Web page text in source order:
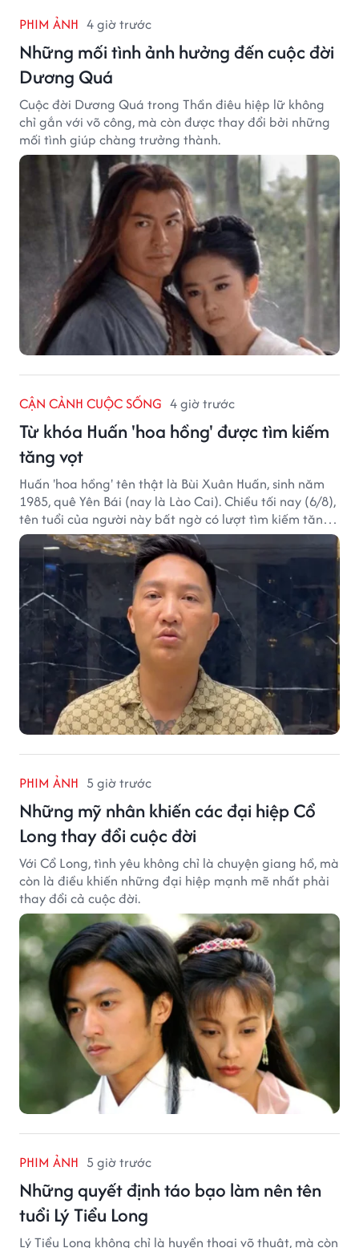
PHIM ẢNH 4 giờ trước
Những mối tình ảnh hưởng đến cuộc đời
Dương Quá
Cuộc đời Dương Quá trong Thần điêu hiệp lữ không
chỉ gắn với võ công, mà còn được thay đổi bởi những
mối tình giúp chàng trưởng thành.
CẬN CẢNH CUỘC SỐNG 4 giờ trước
Từ khóa Huấn 'hoa hồng' được tìm kiếm
tăng vọt
Huấn 'hoa hồng' tên thật là Bùi Xuân Huấn, sinh năm
1985, quê Yên Bái (nay là Lào Cai). Chiều tối nay (6/8),
tên tuổi của người này bất ngờ có lượt tìm kiếm tăng
vọt.
PHIM ẢNH 5 giờ trước
Những mỹ nhân khiến các đại hiệp Cổ
Long thay đổi cuộc đời
Với Cổ Long, tình yêu không chỉ là chuyện giang hồ, mà
còn là điều khiến những đại hiệp mạnh mẽ nhất phải
thay đổi cả cuộc đời.
PHIM ẢNH 5 giờ trước
Những quyết định táo bạo làm nên tên
tuổi Lý Tiểu Long
Lý Tiểu Long không chỉ là huyền thoại võ thuật, mà còn